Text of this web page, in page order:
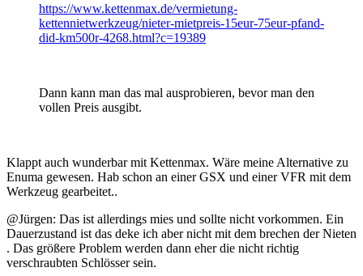
https://www.kettenmax.de/vermietung-
kettennietwerkzeug/nieter-mietpreis-15eur-75eur-pfand-
did-km500r-4268.html?c=19389
Dann kann man das mal ausprobieren, bevor man den
vollen Preis ausgibt.
Klappt auch wunderbar mit Kettenmax. Wäre meine Alternative zu
Enuma gewesen. Hab schon an einer GSX und einer VFR mit dem
Werkzeug gearbeitet..
@Jürgen: Das ist allerdings mies und sollte nicht vorkommen. Ein
Dauerzustand ist das deke ich aber nicht mit dem brechen der Nieten
. Das größere Problem werden dann eher die nicht richtig
verschraubten Schlösser sein.